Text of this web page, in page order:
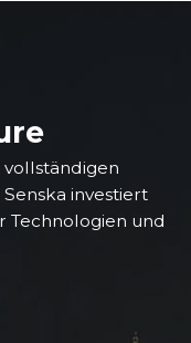
investiert
Technologien und